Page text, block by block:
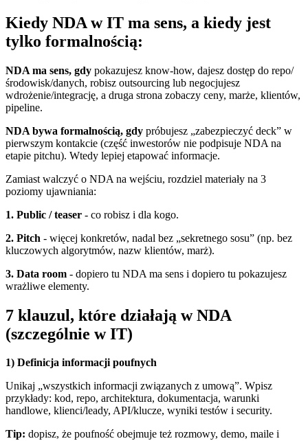
Kiedy NDA w IT ma sens, a kiedy jest
tylko formalnością:
NDA ma sens, gdy pokazujesz know-how, dajesz dostęp do repo/
środowisk/danych, robisz outsourcing lub negocjujesz
wdrożenie/integrację, a druga strona zobaczy ceny, marże, klientów,
pipeline.
NDA bywa formalnością, gdy próbujesz „zabezpieczyć deck” w
pierwszym kontakcie (część inwestorów nie podpisuje NDA na
etapie pitchu). Wtedy lepiej etapować informacje.
Zamiast walczyć o NDA na wejściu, rozdziel materiały na 3
poziomy ujawniania:
1. Public / teaser - co robisz i dla kogo.
2. Pitch - więcej konkretów, nadal bez „sekretnego sosu” (np. bez
kluczowych algorytmów, nazw klientów, marż).
3. Data room - dopiero tu NDA ma sens i dopiero tu pokazujesz
wrażliwe elementy.
7 klauzul, które działają w NDA
(szczególnie w IT)
1) Definicja informacji poufnych
Unikaj „wszystkich informacji związanych z umową”. Wpisz
przykłady: kod, repo, architektura, dokumentacja, warunki
handlowe, klienci/leady, API/klucze, wyniki testów i security.
Tip: dopisz, że poufność obejmuje też rozmowy, demo, maile i